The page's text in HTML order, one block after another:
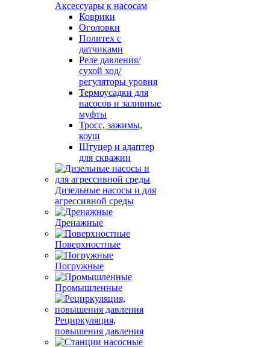
Аксессуары к насосам
Коврики
Оголовки
Политех с
датчиками
Реле давления/
сухой ход/
регуляторы уровня
Термоусадки для
насосов и заливные
муфты
Тросс, зажимы,
коуш
Штуцер и адаптер
для скважин
Дизельные насосы и для
агрессивной среды
Дренажные
Поверхностные
Погружные
Промышленные
Рециркуляция,
повышения давления